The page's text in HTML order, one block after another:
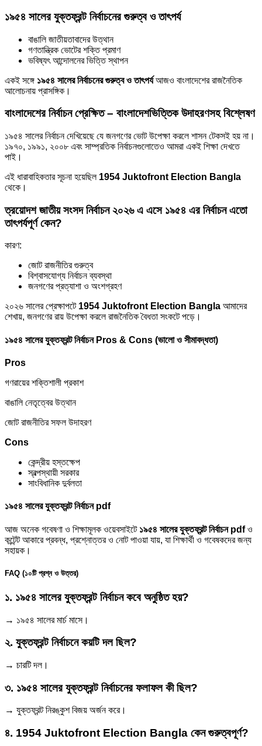
১৯৫৪ সালের যুক্তফ্রন্ট নির্বাচনের গুরুত্ব ও তাৎপর্য
বাঙালি জাতীয়তাবাদের উত্থান
গণতান্ত্রিক ভোটের শক্তি প্রমাণ
ভবিষ্যৎ আন্দোলনের ভিত্তি স্থাপন
একই সঙ্গে ১৯৫৪ সালের নির্বাচনের গুরুত্ব ও তাৎপর্যআজও বাংলাদেশের রাজনৈতিক
আলোচনায় প্রাসঙ্গিক।
বাংলাদেশের নির্বাচন প্রেক্ষিত – বাংলাদেশভিত্তিক উদাহরণসহ বিশ্লেষণ
১৯৫৪ সালের নির্বাচন দেখিয়েছে যে জনগণের ভোট উপেক্ষা করলে শাসন টেকসই হয় না।
১৯৭০, ১৯৯১, ২০০৮ এবং সাম্প্রতিক নির্বাচনগুলোতেও আমরা একই শিক্ষা দেখতে
পাই।
এই ধারাবাহিকতার সূচনা হয়েছিল 1954 Juktofront Election Bangla
থেকে।
ত্রয়োদশ জাতীয় সংসদ নির্বাচন ২০২৬ এ এসে ১৯৫৪ এর নির্বাচন এতো
তাৎপর্যপূর্ণ কেন?
কারণ:
জোট রাজনীতির গুরুত্ব
বিশ্বাসযোগ্য নির্বাচন ব্যবস্থা
জনগণের প্রত্যাশা ও অংশগ্রহণ
২০২৬ সালের প্রেক্ষাপটে 1954 Juktofront Election Bangla আমাদের
শেখায়, জনগণের রায় উপেক্ষা করলে রাজনৈতিক বৈধতা সংকটে পড়ে।
১৯৫৪ সালের যুক্তফ্রন্ট নির্বাচন Pros & Cons (ভালো ও সীমাবদ্ধতা)
Pros
গণরায়ের শক্তিশালী প্রকাশ
বাঙালি নেতৃত্বের উত্থান
জোট রাজনীতির সফল উদাহরণ
Cons
কেন্দ্রীয় হস্তক্ষেপ
স্বল্পস্থায়ী সরকার
সাংবিধানিক দুর্বলতা
১৯৫৪ সালের যুক্তফ্রন্ট নির্বাচন pdf
আজ অনেক গবেষণা ও শিক্ষামূলক ওয়েবসাইটে ১৯৫৪ সালের যুক্তফ্রন্ট নির্বাচন pdfও
কন্টেন্ট আকারে প্রবন্ধ, প্রশ্নোত্তর ও নোট পাওয়া যায়, যা শিক্ষার্থী ও গবেষকদের জন্য
সহায়ক।
FAQ (১০টি প্রশ্ন ও উত্তর)
১. ১৯৫৪ সালের যুক্তফ্রন্ট নির্বাচন কবে অনুষ্ঠিত হয়?
→ ১৯৫৪ সালের মার্চ মাসে।
২. যুক্তফ্রন্ট নির্বাচনে কয়টি দল ছিল?
→ চারটি দল।
৩. ১৯৫৪ সালের যুক্তফ্রন্ট নির্বাচনের ফলাফল কী ছিল?
→ যুক্তফ্রন্ট নিরঙ্কুশ বিজয় অর্জন করে।
৪. 1954 Juktofront Election Bangla কেন গুরুত্বপূর্ণ?